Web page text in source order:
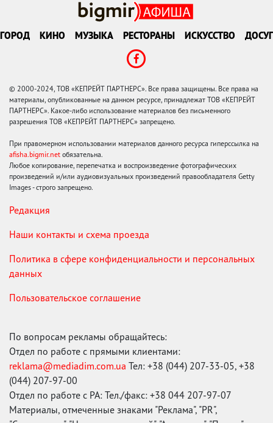
ГОРОД КИНО МУЗЫКА РЕСТОРАНЫ ИСКУССТВО ДОСУГ
© 2000-2024, ТОВ «КЕПРЕЙТ ПАРТНЕРС». Все права защищены. Все права на
материалы, опубликованные на данном ресурсе, принадлежат ТОВ «КЕПРЕЙТ
ПАРТНЕРС». Какое-либо использование материалов без письменного
разрешения ТОВ «КЕПРЕЙТ ПАРТНЕРС» запрещено.
При правомерном использовании материалов данного ресурса гиперссылка на
afisha.bigmir.net обязательна.
Любое копирование, перепечатка и воспроизведение фотографических
произведений и/или аудиовизуальных произведений правообладателя Getty
Images - строго запрещено.
Редакция
Наши контакты и схема проезда
Политика в сфере конфиденциальности и персональных
данных
Пользовательское соглашение
По вопросам рекламы обращайтесь:
Отдел по работе с прямыми клиентами:
reklama@mediadim.com.ua Тел: +38 (044) 207-33-05, +38
(044) 207-97-00
Отдел по работе с РА: Тел./факс: +38 044 207-97-07
Материалы, отмеченные знаками "Реклама", "PR",